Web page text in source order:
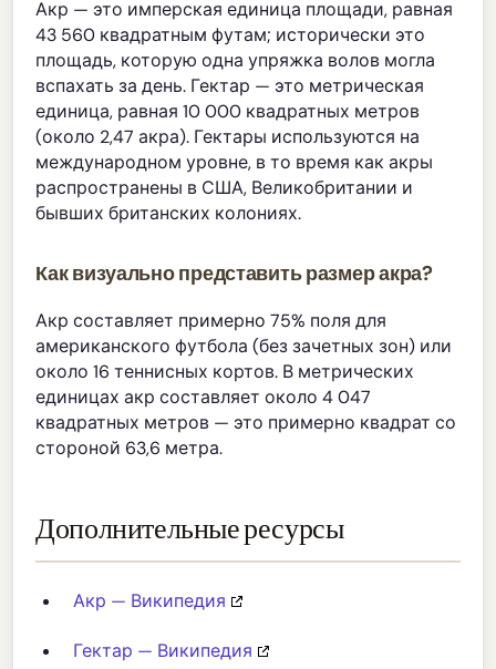
Акр — это имперская единица площади, равная
43 560 квадратным футам; исторически это
площадь, которую одна упряжка волов могла
вспахать за день. Гектар — это метрическая
единица, равная 10 000 квадратных метров
(около 2,47 акра). Гектары используются на
международном уровне, в то время как акры
распространены в США, Великобритании и
бывших британских колониях.
Как визуально представить размер акра?
Акр составляет примерно 75% поля для
американского футбола (без зачетных зон) или
около 16 теннисных кортов. В метрических
единицах акр составляет около 4 047
квадратных метров — это примерно квадрат со
стороной 63,6 метра.
Дополнительные ресурсы
Акр — Википедия
Гектар — Википедия